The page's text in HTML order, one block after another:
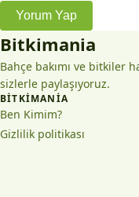
Yorum Yap
Bitkimania
Bahçe bakımı ve bitkiler
sizlerle paylaşıyoruz.
BITKIMANIA
Ben Kimim?
Gizlilik politikası